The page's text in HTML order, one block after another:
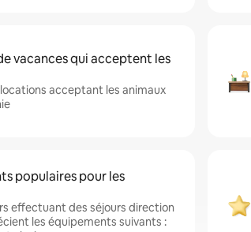
vacances qui acceptent les
acceptant les animaux
populaires pour les
effectuant des séjours direction
les équipements suivants :